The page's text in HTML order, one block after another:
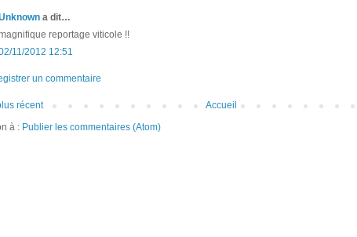
a dit…
reportage viticole !!
11/2012 12:51
un commentaire
récent
Accueil
à : Publier les commentaires (Atom)